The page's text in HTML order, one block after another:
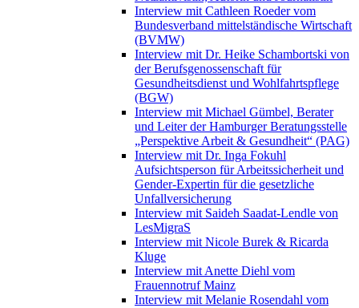
Interview mit Cathleen Roeder vom
Bundesverband mittelständische Wirtschaft
(BVMW)
Interview mit Dr. Heike Schambortski von
der Berufsgenossenschaft für
Gesundheitsdienst und Wohlfahrtspflege
(BGW)
Interview mit Michael Gümbel, Berater
und Leiter der Hamburger Beratungsstelle
„Perspektive Arbeit & Gesundheit“ (PAG)
Interview mit Dr. Inga Fokuhl
Aufsichtsperson für Arbeitssicherheit und
Gender-Expertin für die gesetzliche
Unfallversicherung
Interview mit Saideh Saadat-Lendle von
LesMigraS
Interview mit Nicole Burek & Ricarda
Kluge
Interview mit Anette Diehl vom
Frauennotruf Mainz
Interview mit Melanie Rosendahl vom